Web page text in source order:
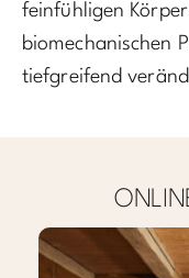
feinfühligen
biomechanischen
tiefgreifend